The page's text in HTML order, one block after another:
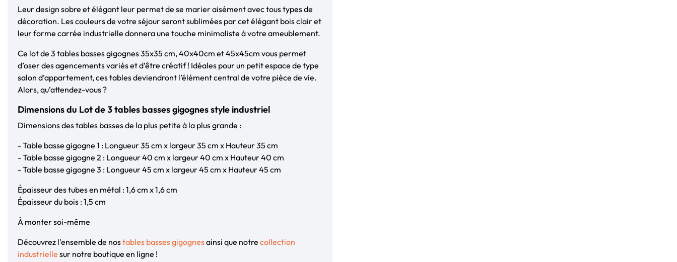
Leur design sobre et élégant leur permet de se marier aisément avec tous types de
décoration. Les couleurs de votre séjour seront sublimées par cet élégant bois clair et
leur forme carrée industrielle donnera une touche minimaliste à votre ameublement.
Ce lot de 3 tables basses gigognes 35x35 cm, 40x40cm et 45x45cm vous permet
d’oser des agencements variés et d’être créatif ! Idéales pour un petit espace de type
salon d’appartement, ces tables deviendront l’élément central de votre pièce de vie.
Alors, qu’attendez-vous ?
Dimensions du Lot de 3 tables basses gigognes style industriel
Dimensions des tables basses de la plus petite à la plus grande :
- Table basse gigogne 1 : Longueur 35 cm x largeur 35 cm x Hauteur 35 cm
- Table basse gigogne 2 : Longueur 40 cm x largeur 40 cm x Hauteur 40 cm
- Table basse gigogne 3 : Longueur 45 cm x largeur 45 cm x Hauteur 45 cm
Épaisseur des tubes en métal : 1,6 cm x 1,6 cm
Épaisseur du bois : 1,5 cm
À monter soi-même
Découvrez l'ensemble de nostables basses gigognesainsi que notre collection
industrielle sur notre boutique en ligne !